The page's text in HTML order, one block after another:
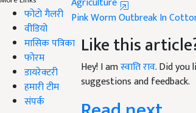
फोटो गैलरी
वीडियो
मासिक पत्रिका
फोरम
डायरेक्टरी
हमारी टीम
संपर्क
Pink Worm Outbreak In Cotton
Like this
Hey! I amस्वाति राव. Did you
suggestions and feedback.
Read next